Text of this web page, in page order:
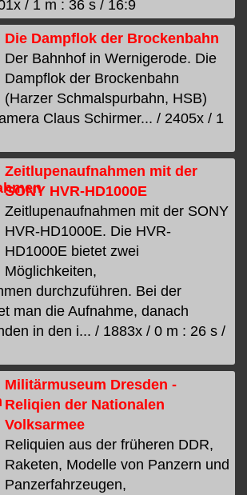
/ 1 m : 36 s / 16:9
Die Dampflok der Brockenbahn
Der Bahnhof in Wernigerode. Die
Dampflok der Brockenbahn
(Harzer Schmalspurbahn, HSB)
Claus Schirmer... / 2405x / 1
Zeitlupenaufnahmen mit der
SONY HVR-HD1000E
Zeitlupenaufnahmen mit der SONY
HVR-HD1000E. Die HVR-
HD1000E bietet zwei
Möglichkeiten,
durchzuführen. Bei der
man die Aufnahme, danach
in den i... / 1883x / 0 m : 26 s /
Militärmuseum Dresden -
Reliqien der Nationalen
Volksarmee
Reliquien aus der früheren DDR,
Raketen, Modelle von Panzern und
Panzerfahrzeugen,